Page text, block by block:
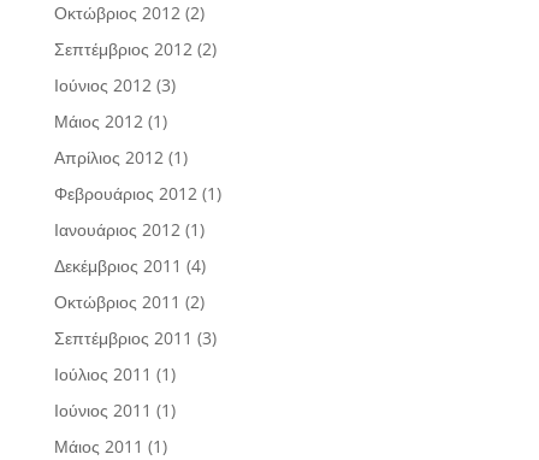
Οκτώβριος 2012(2)
Σεπτέμβριος 2012(2)
Ιούνιος 2012(3)
Μάιος 2012(1)
Απρίλιος 2012(1)
Φεβρουάριος 2012(1)
Ιανουάριος 2012(1)
Δεκέμβριος 2011 (4)
Οκτώβριος 2011 (2)
Σεπτέμβριος 2011 (3)
Ιούλιος 2011 (1)
Ιούνιος 2011 (1)
Μάιος 2011 (1)